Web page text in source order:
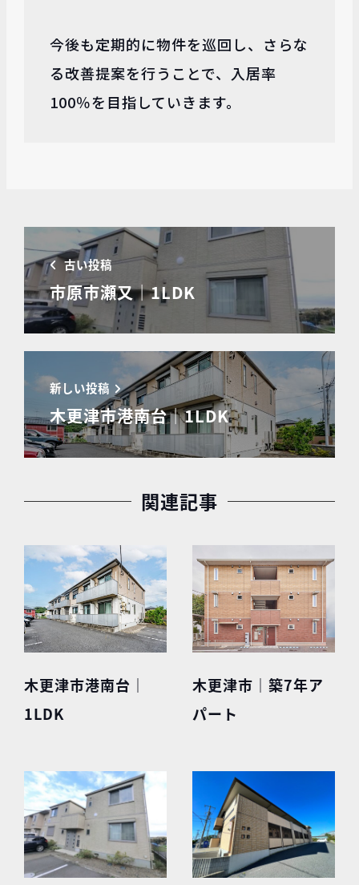
今後も定期的に物件を巡回し、さらな
る改善提案を行うことで、入居率
100％を目指していきます。
古い投稿
市原市瀬又｜1LDK
新しい投稿
木更津市港南台｜1LDK
関連記事
木更津市港南台｜
1LDK
木更津市｜築7年ア
パート